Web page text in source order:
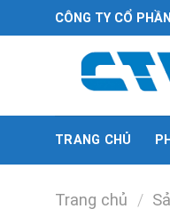
đến
CÔNG TY CỔ
TRANG CHỦ
Trang chủ /